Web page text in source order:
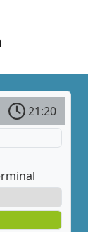
21:20